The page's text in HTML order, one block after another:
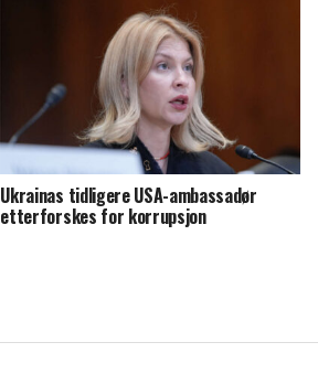
Ukrainas tidligere USA-ambassadør
etterforskes for korrupsjon